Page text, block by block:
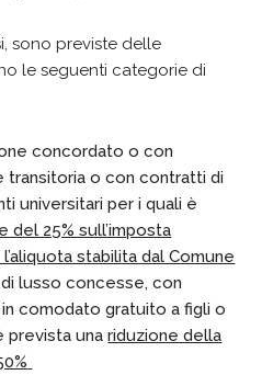
sono previste delle
le seguenti categorie di
concordato o con
transitoria o con contratti di
universitari per i quali è
del 25% sull’imposta
stabilita dal Comune
lusso concesse, con
comodato gratuito a figli o
prevista unariduzione della